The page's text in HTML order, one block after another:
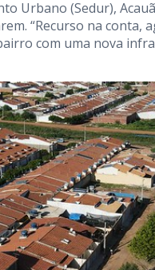
Urbano (Sedur),
“Recurso na conta,
com uma nova